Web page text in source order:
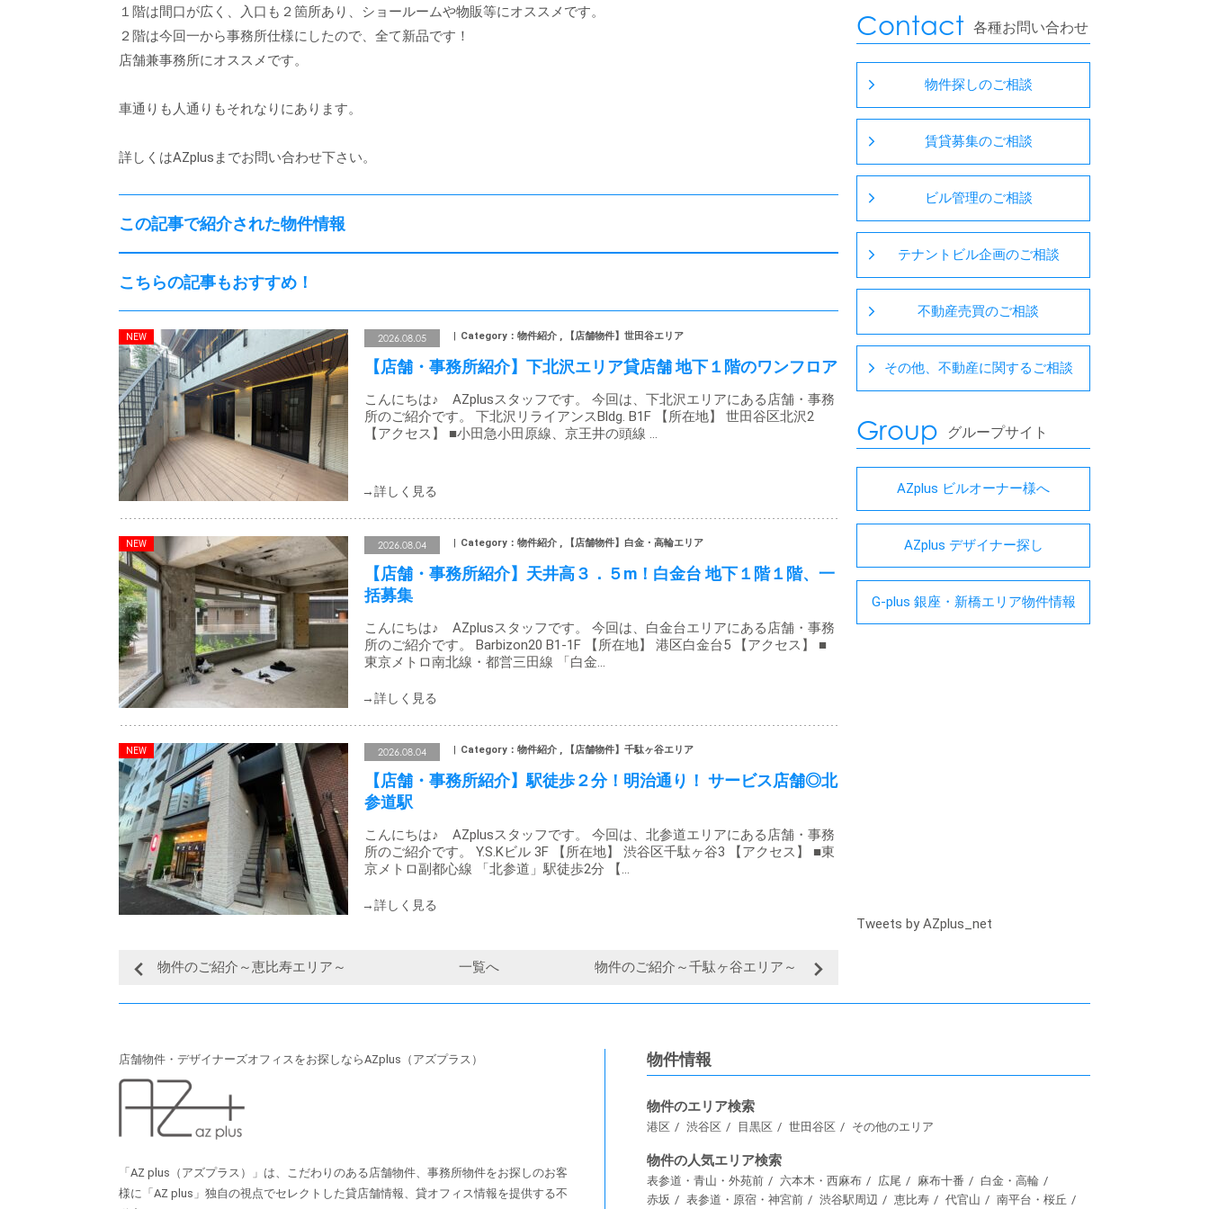
１階は間口が広く、入口も２箇所あり、ショールームや物販等にオススメです。
２階は今回一から事務所仕様にしたので、全て新品です！
店舗兼事務所にオススメです。
車通りも人通りもそれなりにあります。
詳しくはAZplusまでお問い合わせ下さい。
この記事で紹介された物件情報
こちらの記事もおすすめ！
2026.08.05 Category：物件紹介 , 【店舗物件】世田谷エリア
【店舗・事務所紹介】下北沢エリア貸店舗 地下１階のワンフロア
こんにちは♪ AZplusスタッフです。 今回は、下北沢エリアにある店舗・事務
所のご紹介です。 下北沢リライアンスBldg. B1F 【所在地】 世田谷区北沢2
【アクセス】 ■小田急小田原線、京王井の頭線 …
2026.08.04 Category：物件紹介 , 【店舗物件】白金・高輪エリア
【店舗・事務所紹介】天井高３．５m！白金台 地下１階１階、一
括募集
こんにちは♪ AZplusスタッフです。 今回は、白金台エリアにある店舗・事務
所のご紹介です。 Barbizon20 B1-1F 【所在地】 港区白金台5 【アクセス】 ■
東京メトロ南北線・都営三田線 「白金…
2026.08.04 Category：物件紹介 , 【店舗物件】千駄ヶ谷エリア
【店舗・事務所紹介】駅徒歩２分！明治通り！ サービス店舗◎北
参道駅
こんにちは♪ AZplusスタッフです。 今回は、北参道エリアにある店舗・事務
所のご紹介です。 Y.S.Kビル 3F 【所在地】 渋谷区千駄ヶ谷3 【アクセス】 ■東
京メトロ副都心線 「北参道」駅徒歩2分 【…
物件のご紹介～恵比寿エリア～ 一覧へ 物件のご紹介～千駄ヶ谷エリア～
Contact 各種お問い合わせ
物件探しのご相談
賃貸募集のご相談
ビル管理のご相談
テナントビル企画のご相談
不動産売買のご相談
その他、不動産に関するご相談
Group グループサイト
AZplus ビルオーナー様へ
AZplus デザイナー探し
G-plus 銀座・新橋エリア物件情報
Tweets by AZplus_net
店舗物件・デザイナーズオフィスをお探しならAZplus（アズプラス）
「AZ plus（アズプラス）」は、こだわりのある店舗物件、事務所物件をお探しのお客
様に「AZ plus」独⾃の視点でセレクトした貸店舗情報、貸オフィス情報を提供する不
物件情報
物件のエリア検索
港区 渋谷区 目黒区 世田谷区 その他のエリア
物件の人気エリア検索
表参道・青山・外苑前 六本木・西麻布 広尾 麻布十番
白金・高輪
赤坂
表参道・原宿・神宮前 渋谷駅周辺 恵比寿 代官山 南平台・桜丘